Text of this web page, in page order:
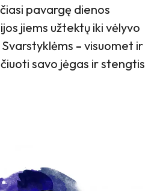
pavargę dienos
jiems užtektų iki vėlyvo
– visuomet ir
savo jėgas ir stengtis